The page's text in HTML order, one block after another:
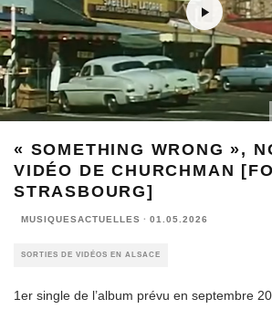
« SOMETHING WRONG »,
VIDÉO DE CHURCHMAN
STRASBOURG]
MUSIQUESACTUELLES · 01.05.2026
SORTIES DE VIDÉOS EN ALSACE
1er single de l’album prévu en septembre